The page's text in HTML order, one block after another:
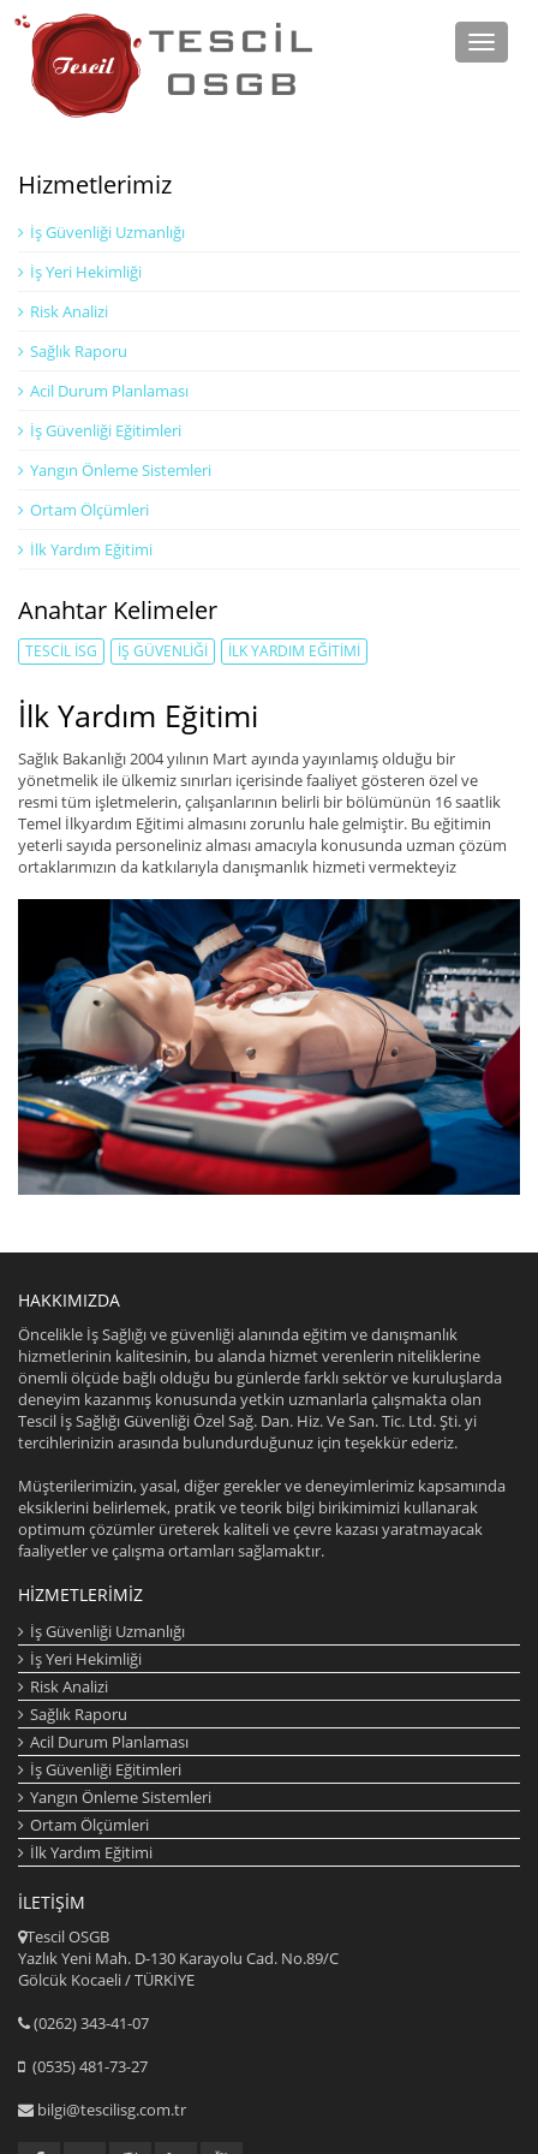
Toggle
Hizmetlerimiz
İş Güvenliği Uzmanlığı
İş Yeri Hekimliği
Risk Analizi
Sağlık Raporu
Acil Durum Planlaması
İş Güvenliği Eğitimleri
Yangın Önleme Sistemleri
Ortam Ölçümleri
İlk Yardım Eğitimi
Anahtar Kelimeler
TESCIL İSG İŞ GÜVENLIĞI İLK YARDIM EĞITIMI
İlk Yardım Eğitimi
Sağlık Bakanlığı 2004 yılının Mart ayında yayınlamış olduğu bir
yönetmelik ile ülkemiz sınırları içerisinde faaliyet gösteren özel ve
resmi tüm işletmelerin, çalışanlarının belirli bir bölümünün 16 saatlik
Temel İlkyardım Eğitimi almasını zorunlu hale gelmiştir. Bu eğitimin
yeterli sayıda personeliniz alması amacıyla konusunda uzman çözüm
ortaklarımızın da katkılarıyla danışmanlık hizmeti vermekteyiz
HAKKIMIZDA
Öncelikle İş Sağlığı ve güvenliği alanında eğitim ve danışmanlık
hizmetlerinin kalitesinin, bu alanda hizmet verenlerin niteliklerine
önemli ölçüde bağlı olduğu bu günlerde farklı sektör ve kuruluşlarda
deneyim kazanmış konusunda yetkin uzmanlarla çalışmakta olan
Tescil İş Sağlığı Güvenliği Özel Sağ. Dan. Hiz. Ve San. Tic. Ltd. Şti. yi
tercihlerinizin arasında bulundurduğunuz için teşekkür ederiz.
Müşterilerimizin, yasal, diğer gerekler ve deneyimlerimiz kapsamında
eksiklerini belirlemek, pratik ve teorik bilgi birikimimizi kullanarak
optimum çözümler üreterek kaliteli ve çevre kazası yaratmayacak
faaliyetler ve çalışma ortamları sağlamaktır.
HIZMETLERIMIZ
İş Güvenliği Uzmanlığı
İş Yeri Hekimliği
Risk Analizi
Sağlık Raporu
Acil Durum Planlaması
İş Güvenliği Eğitimleri
Yangın Önleme Sistemleri
Ortam Ölçümleri
İlk Yardım Eğitimi
İLETIŞIM
Tescil OSGB
Yazlık Yeni Mah. D-130 Karayolu Cad. No.89/C
Gölcük Kocaeli / TÜRKİYE
(0262) 343-41-07
(0535) 481-73-27
bilgi@tescilisg.com.tr